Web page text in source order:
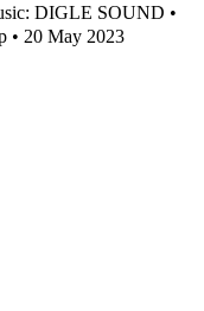
DIGLE SOUND •
• 20 May 2023